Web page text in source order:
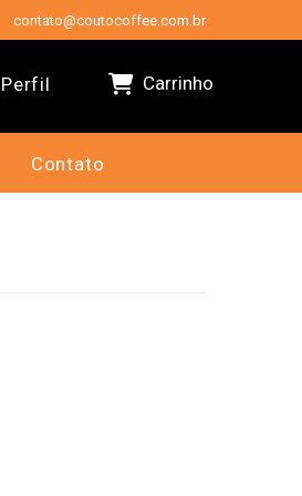
contato@coutocoffee.com.br
Perfil Carrinho
Contato